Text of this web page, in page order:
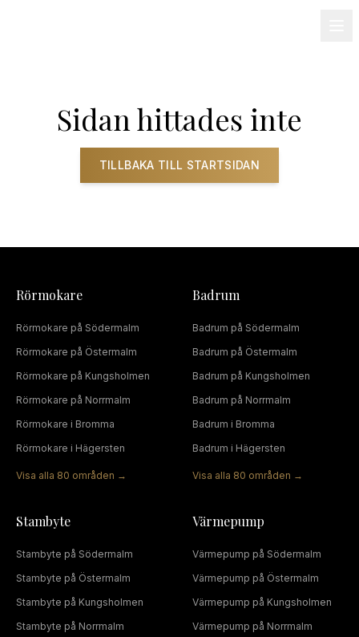
Sidan hittades inte
TILLBAKA TILL STARTSIDAN
Rörmokare
Rörmokare på Södermalm
Rörmokare på Östermalm
Rörmokare på Kungsholmen
Rörmokare på Norrmalm
Rörmokare i Bromma
Rörmokare i Hägersten
Visa alla 80 områden →
Badrum
Badrum på Södermalm
Badrum på Östermalm
Badrum på Kungsholmen
Badrum på Norrmalm
Badrum i Bromma
Badrum i Hägersten
Visa alla 80 områden →
Stambyte
Stambyte på Södermalm
Stambyte på Östermalm
Stambyte på Kungsholmen
Stambyte på Norrmalm
Värmepump
Värmepump på Södermalm
Värmepump på Östermalm
Värmepump på Kungsholmen
Värmepump på Norrmalm